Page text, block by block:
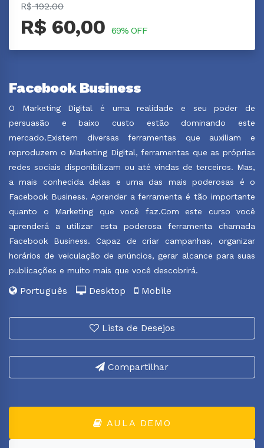
R$192.00
R$ 60,00 69% OFF
Facebook Business
O Marketing Digital é uma realidade e seu poder de
persuasão e baixo custo estão dominando este
mercado.Existem diversas ferramentas que auxiliam e
reproduzem o Marketing Digital, ferramentas que as próprias
redes sociais disponibilizam ou até vindas de terceiros. Mas,
a mais conhecida delas e uma das mais poderosas é o
Facebook Business. Aprender a ferramenta é tão importante
quanto o Marketing que você faz.Com este curso você
aprenderá a utilizar esta poderosa ferramenta chamada
Facebook Business. Capaz de criar campanhas, organizar
horários de veiculação de anúncios, gerar alcance para suas
publicações e muito mais que você descobrirá.
Português Desktop Mobile
Lista de Desejos
Compartilhar
AULA DEMO